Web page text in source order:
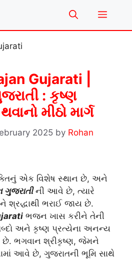
Menu
Gujarati |
: કૃષ્ણ
મીઠો માર્ગ
2025 by Rohan
એક વિશેષ સ્થાન છે, અને
ની આવે છે, ત્યારે
ભરાઈ જાય છે.
ભજન ખાસ કરીને તેની
શબ્દો અને કૃષ્ણ પ્રત્યેના અનન્ય
છે. ભગવાન શ્રીકૃષ્ણ, જેમને
આવે છે, ગુજરાતની ભૂમિ સાથે